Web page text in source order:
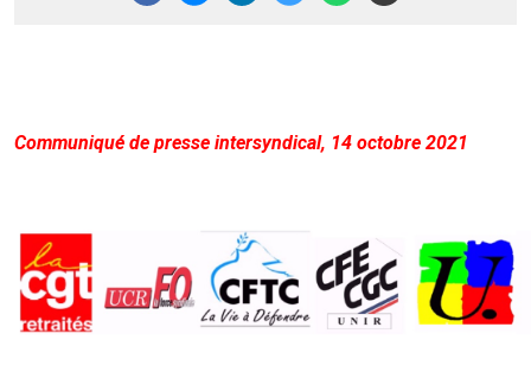
Communiqué de presse intersyndical, 14 octobre 2021